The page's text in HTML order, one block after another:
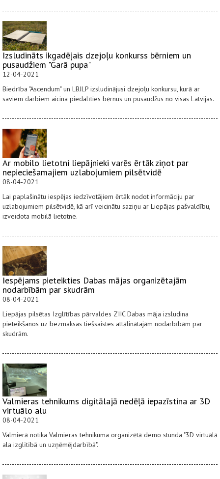
Izsludināts ikgadējais dzejoļu konkurss bērniem un
pusaudžiem "Garā pupa"
12-04-2021
Biedrība "Ascendum" un LBJLP izsludinājusi dzejoļu konkursu, kurā ar
saviem darbiem aicina piedalīties bērnus un pusaudžus no visas Latvijas.
Ar mobilo lietotni liepājnieki varēs ērtāk ziņot par
nepieciešamajiem uzlabojumiem pilsētvidē
08-04-2021
Lai paplašinātu iespējas iedzīvotājiem ērtāk nodot informāciju par
uzlabojumiem pilsētvidē, kā arī veicinātu saziņu ar Liepājas pašvaldību,
izveidota mobilā lietotne.
Iespējams pieteikties Dabas mājas organizētajām
nodarbībām par skudrām
08-04-2021
Liepājas pilsētas Izglītības pārvaldes ZIIC Dabas māja izsludina
pieteikšanos uz bezmaksas tiešsaistes attālinātajām nodarbībām par
skudrām.
Valmieras tehnikums digitālajā nedēļā iepazīstina ar 3D
virtuālo alu
08-04-2021
Valmierā notika Valmieras tehnikuma organizētā demo stunda "3D virtuālā
ala izglītībā un uzņēmējdarbībā".